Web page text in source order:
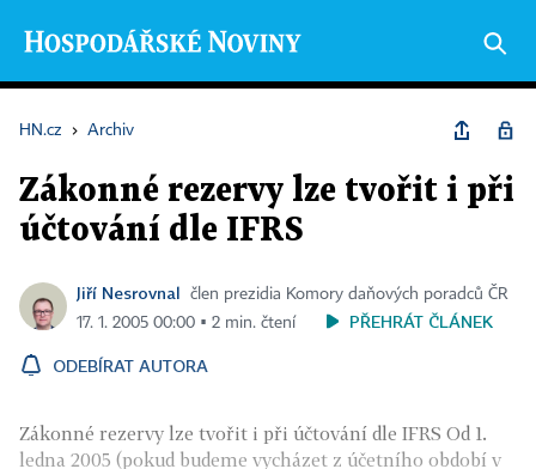
HN.cz › Archiv
Zákonné rezervy lze tvořit i při
účtování dle IFRS
Jiří Nesrovnal
člen prezidia Komory daňových poradců ČR
17. 1. 2005 00:00 ▪ 2 min. čtení
PŘEHRÁT ČLÁNEK
ODEBÍRAT AUTORA
Zákonné rezervy lze tvořit i při účtování dle IFRS Od 1.
ledna 2005 (pokud budeme vycházet z účetního období v